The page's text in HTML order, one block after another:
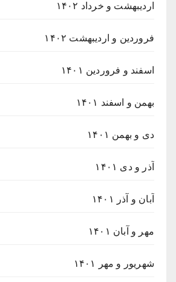
اردیبهشت و خرداد ۱۴۰۲
فروردین و اردیبهشت ۱۴۰۲
اسفند و فروردین ۱۴۰۱
بهمن و اسفند ۱۴۰۱
دی و بهمن ۱۴۰۱
آذر و دی ۱۴۰۱
آبان و آذر ۱۴۰۱
مهر و آبان ۱۴۰۱
شهریور و مهر ۱۴۰۱